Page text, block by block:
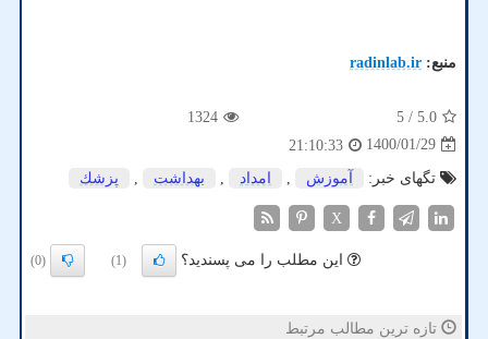
منبع: radinlab.ir
5.0
/ 5
1324
1400/01/29
21:10:33
تگهای خبر:
آموزش , امداد , بهداشت , پزشك
X
این مطلب را می پسندید؟ (1)
(0)
تازه ترین مطالب مرتبط